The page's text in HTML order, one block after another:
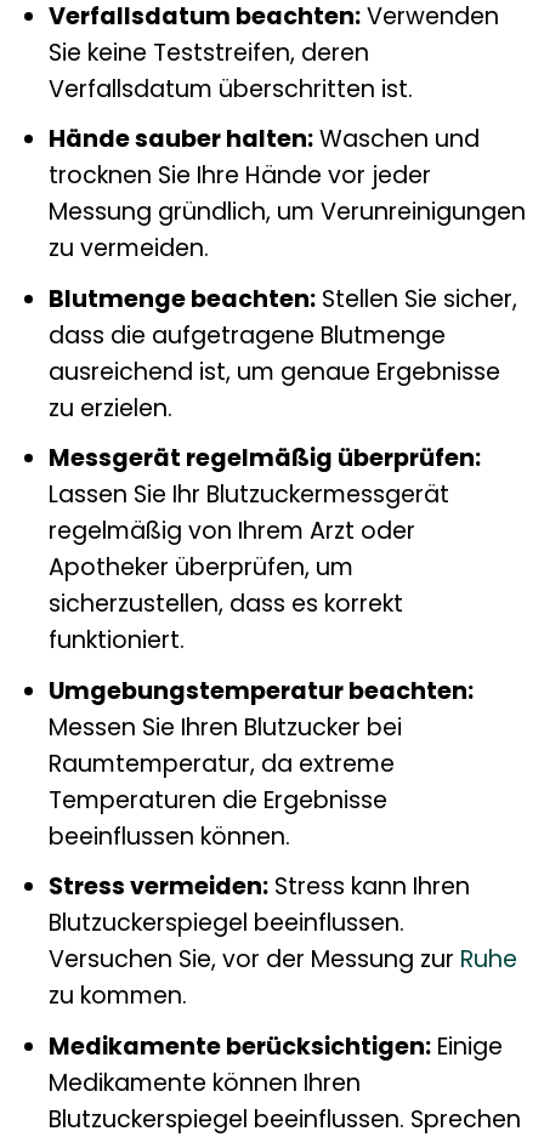
Verfallsdatum beachten:Verwenden
Sie keine Teststreifen, deren
Verfallsdatum überschritten ist.
Hände sauber halten:Waschen und
trocknen Sie Ihre Hände vor jeder
Messung gründlich, um Verunreinigungen
zu vermeiden.
Blutmenge beachten:Stellen Sie sicher,
dass die aufgetragene Blutmenge
ausreichend ist, um genaue Ergebnisse
zu erzielen.
Messgerät regelmäßig überprüfen:
Lassen Sie Ihr Blutzuckermessgerät
regelmäßig von Ihrem Arzt oder
Apotheker überprüfen, um
sicherzustellen, dass es korrekt
funktioniert.
Umgebungstemperatur beachten:
Messen Sie Ihren Blutzucker bei
Raumtemperatur, da extreme
Temperaturen die Ergebnisse
beeinflussen können.
Stress vermeiden:Stress kann Ihren
Blutzuckerspiegel beeinflussen.
Versuchen Sie, vor der Messung zur Ruhe
zu kommen.
Medikamente berücksichtigen:Einige
Medikamente können Ihren
Blutzuckerspiegel beeinflussen. Sprechen